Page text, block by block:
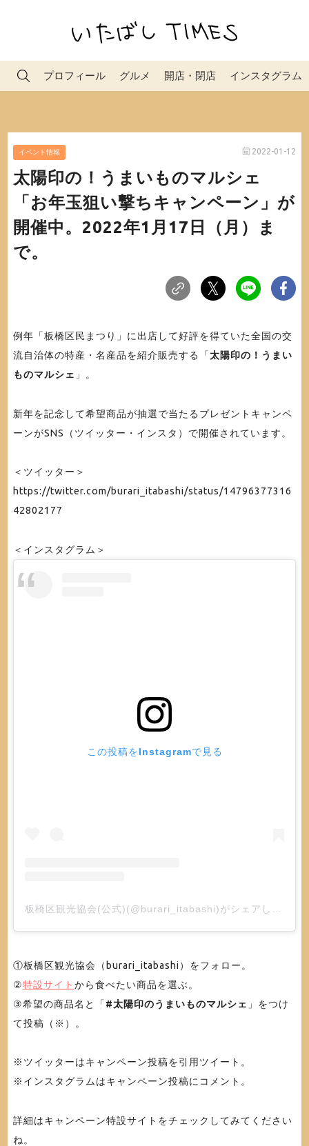
プロフィール グルメ 開店・閉店 インスタグラム
イベント情報 2022-01-12
太陽印の！うまいものマルシェ
「お年玉狙い撃ちキャンペーン」が
開催中。2022年1月17日（月）ま
で。
例年「板橋区民まつり」に出店して好評を得ていた全国の交
流自治体の特産・名産品を紹介販売する「太陽印の！うまい
ものマルシェ 」。
新年を記念して希望商品が抽選で当たるプレゼントキャンペ
ーンがSNS（ツイッター・インスタ）で開催されています。
＜ツイッター＞
https://twitter.com/burari_itabashi/status/14796377316
42802177
＜インスタグラム＞
この投稿をInstagramで見る
板橋区観光協会(公式)(@burari_itabashi)がシェアした投稿
①板橋区観光協会（burari_itabashi）をフォロー。
②特設サイト から食べたい商品を選ぶ。
③希望の商品名と「 #太陽印のうまいものマルシェ 」をつけ
て投稿（※）。
※ツイッターはキャンペーン投稿を引用ツイート。
※インスタグラムはキャンペーン投稿にコメント。
詳細はキャンペーン特設サイトをチェックしてみてください
ね。